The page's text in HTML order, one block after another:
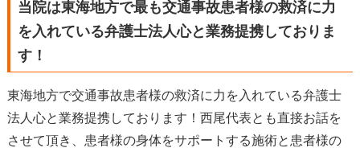
当院は東海地方で最も交通事故患者様の救済に力
を入れている弁護士法人心と業務提携しておりま
す！
東海地方で交通事故患者様の救済に力を入れている弁護士
法人心と業務提携しております！西尾代表とも直接お話を
させて頂き、患者様の身体をサポートする施術と患者様の